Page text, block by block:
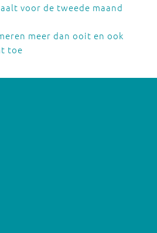
voor de tweede maand
meer dan ooit en ook
toe